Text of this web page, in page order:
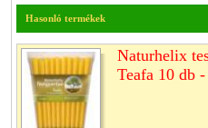
Hasonló termékek
Naturhelix
Teafa 10 db